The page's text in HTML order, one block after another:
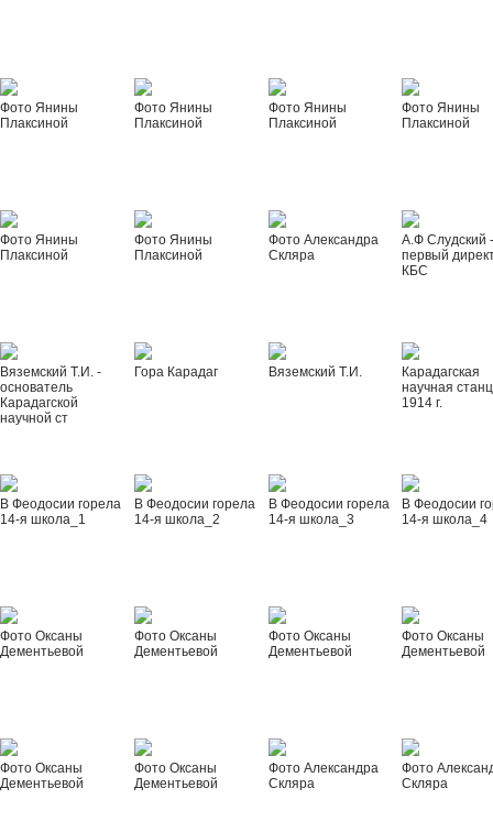
Фото Янины
Плаксиной
Фото Янины
Плаксиной
Фото Янины
Плаксиной
Фото Янины
Плаксиной
Фото Янины
Плаксиной
Фото Янины
Плаксиной
Фото Александра
Скляра
А.Ф Слудский
первый
КБС
Вяземский Т.И. -
основатель
Карадагской
научной ст
Гора Карадаг Вяземский Т.И.
Карадагская
научная
1914 г.
В Феодосии горела
14-я школа_1
В Феодосии горела
14-я школа_2
В Феодосии горела
14-я школа_3
В Феодосии
14-я школа_4
Фото Оксаны
Дементьевой
Фото Оксаны
Дементьевой
Фото Оксаны
Дементьевой
Фото Оксаны
Дементьевой
Фото Оксаны
Дементьевой
Фото Оксаны
Дементьевой
Фото Александра
Скляра
Фото
Скляра